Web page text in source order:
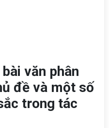
văn phân
đề và một số
trong tác